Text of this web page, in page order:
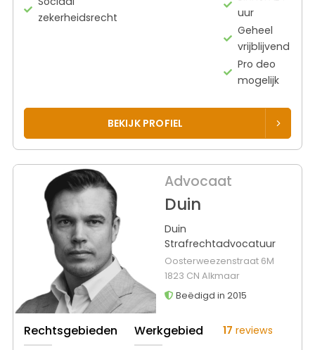
zekerheidsrecht
uur
Geheel
vrijblijvend
Pro deo
mogelijk
BEKIJK PROFIEL
Advocaat
Duin
Duin
Strafrechtadvocatuur
Oosterweezenstraat 6M
1823 CN Alkmaar
Beëdigd in 2015
Rechtsgebieden Werkgebied 17 reviews